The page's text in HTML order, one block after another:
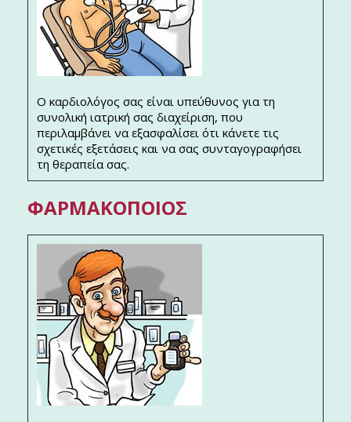
Ο καρδιολόγος σας είναι υπεύθυνος για τη
συνολική ιατρική σας διαχείριση, που
περιλαμβάνει να εξασφαλίσει ότι κάνετε τις
σχετικές εξετάσεις και να σας συνταγογραφήσει
τη θεραπεία σας.
ΦΑΡΜΑΚΟΠΟΙΌΣ